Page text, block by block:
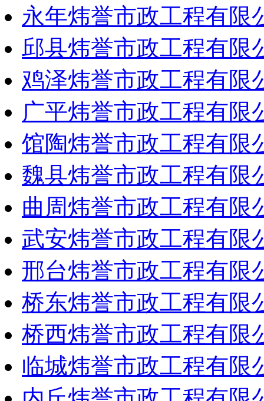
永年炜誉市政工程有限
邱县炜誉市政工程有限
鸡泽炜誉市政工程有限
广平炜誉市政工程有限
馆陶炜誉市政工程有限
魏县炜誉市政工程有限
曲周炜誉市政工程有限
武安炜誉市政工程有限
邢台炜誉市政工程有限
桥东炜誉市政工程有限
桥西炜誉市政工程有限
临城炜誉市政工程有限